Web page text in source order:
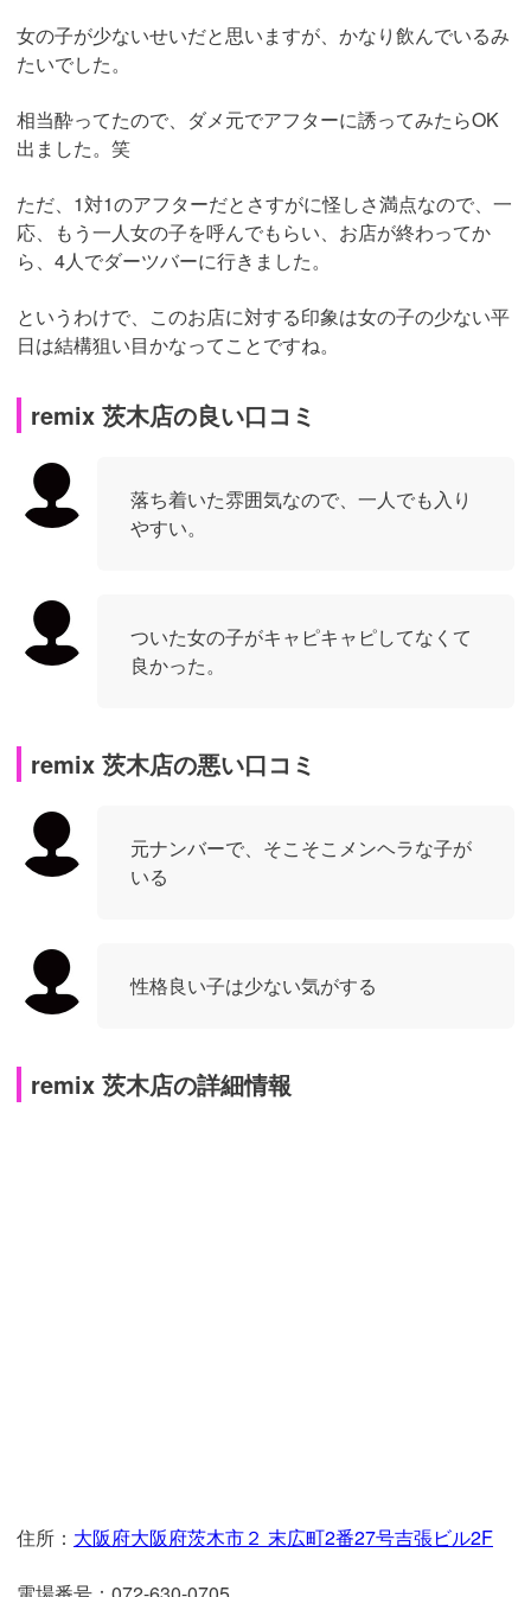
女の子が少ないせいだと思いますが、かなり飲んでいるみ
たいでした。
相当酔ってたので、ダメ元でアフターに誘ってみたらOK
出ました。笑
ただ、1対1のアフターだとさすがに怪しさ満点なので、一
応、もう一人女の子を呼んでもらい、お店が終わってか
ら、4人でダーツバーに行きました。
というわけで、このお店に対する印象は女の子の少ない平
日は結構狙い目かなってことですね。
remix 茨木店の良い口コミ
落ち着いた雰囲気なので、一人でも入り
やすい。
ついた女の子がキャピキャピしてなくて
良かった。
remix 茨木店の悪い口コミ
元ナンバーで、そこそこメンヘラな子が
いる
性格良い子は少ない気がする
remix 茨木店の詳細情報
住所： 大阪府大阪府茨木市２ 末広町2番27号吉張ビル2F